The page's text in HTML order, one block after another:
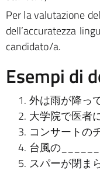
Per la valutazione
dell’accuratezza
candidato/a.
Esempi di
外は雨が降っ
大学院で医者
コンサートの
台風の
スパーが閉ま